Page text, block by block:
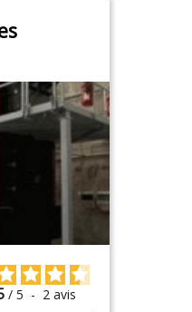
/ 5 - 2avis